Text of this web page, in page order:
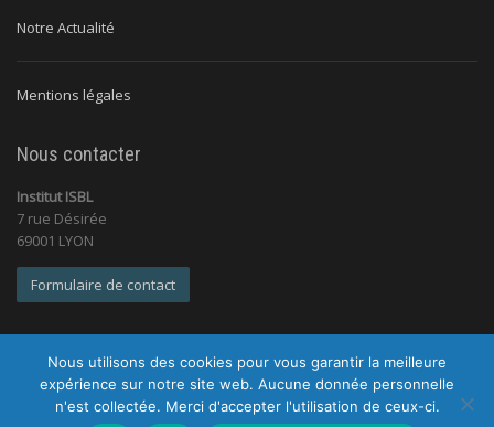
Notre Actualité
Mentions légales
Nous contacter
Institut ISBL
7 rue Désirée
69001 LYON
Formulaire de contact
© 2026 Institut ISBL |Tous droits réservés |Mentions légales |
Nous utilisons des cookies pour vous garantir la meilleure
expérience sur notre site web. Aucune donnée personnelle
n'est collectée. Merci d'accepter l'utilisation de ceux-ci.